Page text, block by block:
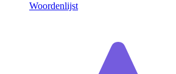
Woordenlijst